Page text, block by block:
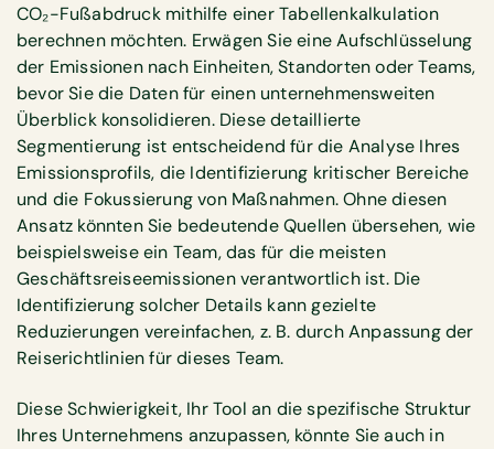
CO₂-Fußabdruck mithilfe einer Tabellenkalkulation
berechnen möchten. Erwägen Sie eine Aufschlüsselung
der Emissionen nach Einheiten, Standorten oder Teams,
bevor Sie die Daten für einen unternehmensweiten
Überblick konsolidieren. Diese detaillierte
Segmentierung ist entscheidend für die Analyse Ihres
Emissionsprofils, die Identifizierung kritischer Bereiche
und die Fokussierung von Maßnahmen. Ohne diesen
Ansatz könnten Sie bedeutende Quellen übersehen, wie
beispielsweise ein Team, das für die meisten
Geschäftsreiseemissionen verantwortlich ist. Die
Identifizierung solcher Details kann gezielte
Reduzierungen vereinfachen, z. B. durch Anpassung der
Reiserichtlinien für dieses Team.
Diese Schwierigkeit, Ihr Tool an die spezifische Struktur
Ihres Unternehmens anzupassen, könnte Sie auch in